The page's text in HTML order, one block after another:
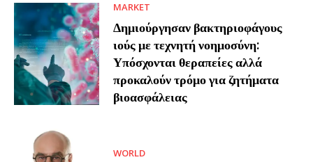
MARKET
Δημιούργησαν βακτηριοφάγους
ιούς με τεχνητή νοημοσύνη:
Υπόσχονται θεραπείες αλλά
προκαλούν τρόμο για ζητήματα
βιοασφάλειας
WORLD